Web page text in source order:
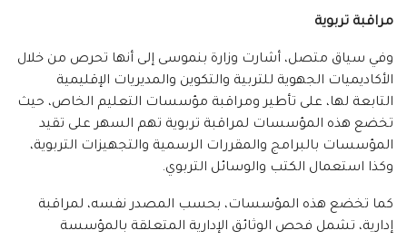
مراقبة تربوية
وفي سياق متصل، أشارت وزارة بنموسى إلى أنها تحرص من خلال
الأكاديميات الجهوية للتربية والتكوين والمديريات الإقليمية
التابعة لها، على تأطير ومراقبة مؤسسات التعليم الخاص، حيث
تخضع هذه المؤسسات لمراقبة تربوية تهم السهر على تقيد
المؤسسات بالبرامج والمقررات الرسمية والتجهيزات التربوية،
وكذا استعمال الكتب والوسائل التربوي.
كما تخضع هذه المؤسسات، بحسب المصدر نفسه، لمراقبة
إدارية، تشمل فحص الوثائق الإدارية المتعلقة بالمؤسسة